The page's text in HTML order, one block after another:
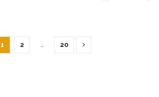
1 2 … 20